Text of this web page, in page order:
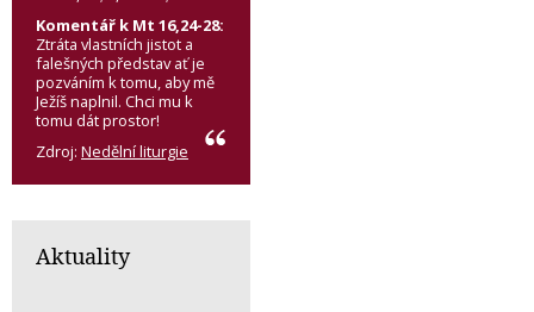
Komentář k Mt 16,24-28:
Ztráta vlastních jistot a
falešných představ ať je
pozváním k tomu, aby mě
Ježíš naplnil. Chci mu k
tomu dát prostor!
Zdroj: Nedělní liturgie
Aktuality